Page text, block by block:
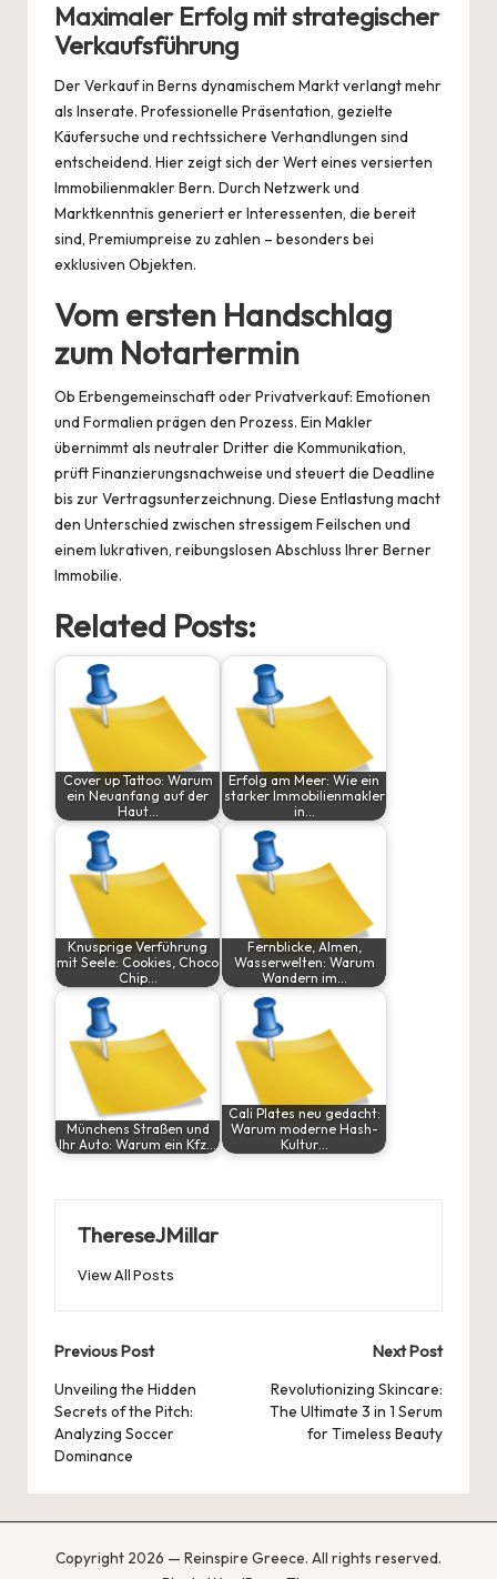
Maximaler Erfolg mit strategischer
Verkaufsführung
Der Verkauf in Berns dynamischem Markt verlangt mehr
als Inserate. Professionelle Präsentation, gezielte
Käufersuche und rechtssichere Verhandlungen sind
entscheidend. Hier zeigt sich der Wert eines versierten
Immobilienmakler Bern. Durch Netzwerk und
Marktkenntnis generiert er Interessenten, die bereit
sind, Premiumpreise zu zahlen – besonders bei
exklusiven Objekten.
Vom ersten Handschlag
zum Notartermin
Ob Erbengemeinschaft oder Privatverkauf: Emotionen
und Formalien prägen den Prozess. Ein Makler
übernimmt als neutraler Dritter die Kommunikation,
prüft Finanzierungsnachweise und steuert die Deadline
bis zur Vertragsunterzeichnung. Diese Entlastung macht
den Unterschied zwischen stressigem Feilschen und
einem lukrativen, reibungslosen Abschluss Ihrer Berner
Immobilie.
Related Posts:
Cover up Tattoo: Warum
ein Neuanfang auf der
Haut…
Erfolg am Meer: Wie ein
starker Immobilienmakler
in…
Knusprige Verführung
mit Seele: Cookies, Choco
Chip…
Fernblicke, Almen,
Wasserwelten: Warum
Wandern im…
Münchens Straßen und
Ihr Auto: Warum ein Kfz…
Cali Plates neu gedacht:
Warum moderne Hash-
Kultur…
ThereseJMillar
View All Posts
Post
navigation
Previous Post
Unveiling the Hidden
Secrets of the Pitch:
Analyzing Soccer
Dominance
Next Post
Revolutionizing Skincare:
The Ultimate 3 in 1 Serum
for Timeless Beauty
Copyright 2026 — Reinspire Greece. All rights reserved.